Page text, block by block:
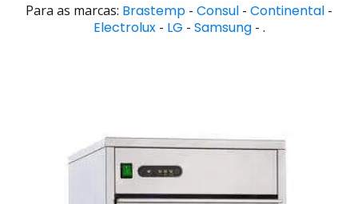
Para as marcas: Brastemp - Consul - Continental -
Electrolux- LG - Samsung- .